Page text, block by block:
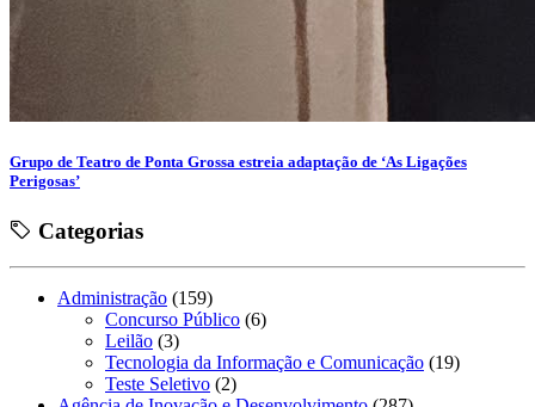
Grupo de Teatro de Ponta Grossa estreia adaptação de ‘As Ligações
Perigosas’
Categorias
Administração (159)
Concurso Público (6)
Leilão (3)
Tecnologia da Informação e Comunicação (19)
Teste Seletivo (2)